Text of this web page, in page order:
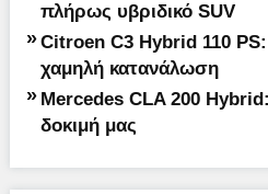
πλήρως υβριδικό SUV
» Citroen C3 Hybrid 110
χαμηλή κατανάλωση
» Mercedes CLA 200
δοκιμή μας